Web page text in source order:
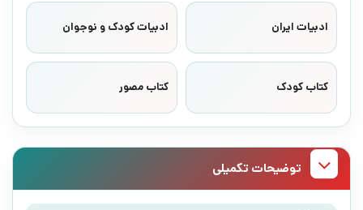
ادبیات ایران ادبیات کودک و نوجوان
کتاب کودک کتاب مصور
توضیحات تکمیلی